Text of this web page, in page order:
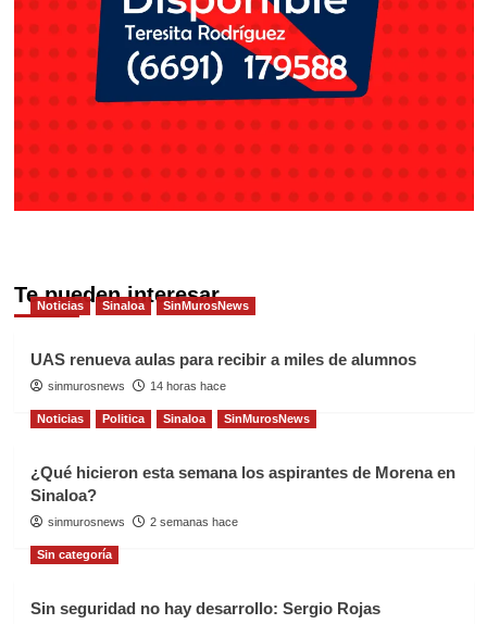
Te pueden interesar
Noticias Sinaloa SinMurosNews
UAS renueva aulas para recibir a miles de alumnos
sinmurosnews 14 horas hace
Noticias Politica Sinaloa SinMurosNews
¿Qué hicieron esta semana los aspirantes de Morena en
Sinaloa?
sinmurosnews 2 semanas hace
Sin categoría
Sin seguridad no hay desarrollo: Sergio Rojas